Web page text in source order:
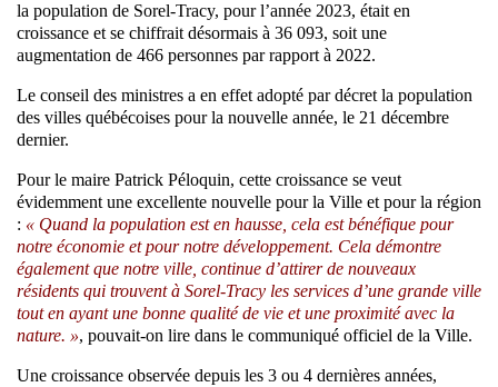
la population de Sorel-Tracy, pour l’année 2023, était en
croissance et se chiffrait désormais à 36 093, soit une
augmentation de 466 personnes par rapport à 2022.
Le conseil des ministres a en effet adopté par décret la population
des villes québécoises pour la nouvelle année, le 21 décembre
dernier.
Pour le maire Patrick Péloquin, cette croissance se veut
évidemment une excellente nouvelle pour la Ville et pour la région
: « Quand la population est en hausse, cela est bénéfique pour
notre économie et pour notre développement. Cela démontre
également que notre ville, continue d’attirer de nouveaux
résidents qui trouvent à Sorel-Tracy les services d’une grande ville
tout en ayant une bonne qualité de vie et une proximité avec la
nature. », pouvait-on lire dans le communiqué officiel de la Ville.
Une croissance observée depuis les 3 ou 4 dernières années,